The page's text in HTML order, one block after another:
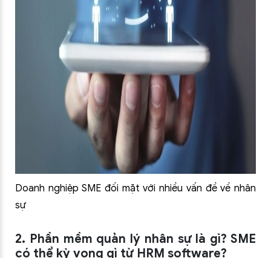
Doanh nghiệp SME đối mặt với nhiều vấn đề về nhân
sự
2. Phần mềm quản lý nhân sự là gì? SME
có thể kỳ vọng gì từ HRM software?